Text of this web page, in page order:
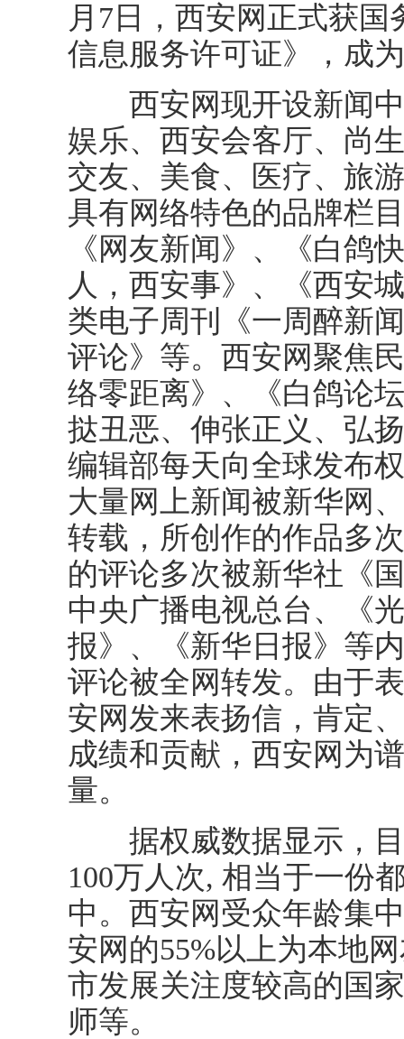
月7日，西安网正式获
信息服务许可证》，成
西安网现开设新闻中
娱乐、西安会客厅、尚
交友、美食、医疗、旅
具有网络特色的品牌栏
《网友新闻》、《白鸽
人，西安事》、《西安
类电子周刊《一周醉新
评论》等。西安网聚焦
络零距离》、《白鸽论
挞丑恶、伸张正义、弘
编辑部每天向全球发布
大量网上新闻被新华网
转载，所创作的作品多
的评论多次被新华社《
中央广播电视总台、《
报》、《新华日报》等
评论被全网转发。由于
安网发来表扬信，肯定
成绩和贡献，西安网为
量。
据权威数据显示，目
100万人次, 相当于一份
中。西安网受众年龄集
安网的55%以上为本地
市发展关注度较高的国
师等。